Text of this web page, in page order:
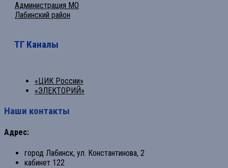
Администрация МО
Лабинский район
ТГ Каналы
«ЦИК России»
«ЭЛЕКТОРИЙ»
Наши контакты
Адрес:
город Лабинск, ул. Константинова, 2
кабинет 122